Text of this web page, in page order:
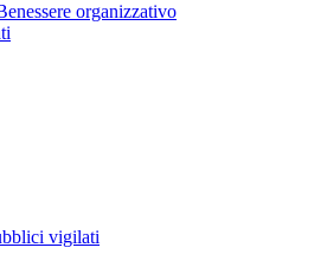
organizzativo
vigilati